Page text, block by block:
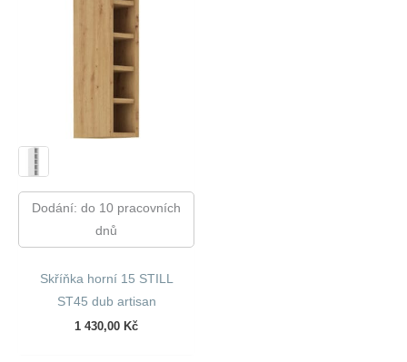
Dodání: do 10 pracovních
dnů
Skříňka horní 15 STILL
ST45 dub artisan
1 430,00 Kč